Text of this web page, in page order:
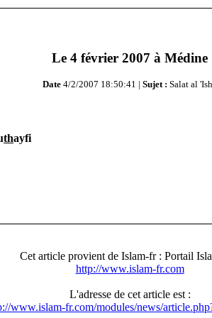
Le 4 février 2007 à Médine
Date 4/2/2007 18:50:41 | Sujet : Salat al
thayfi
Cet article provient de Islam-fr : Portail
http://www.islam-fr.com
L'adresse de cet article est :
www.islam-fr.com/modules/news/